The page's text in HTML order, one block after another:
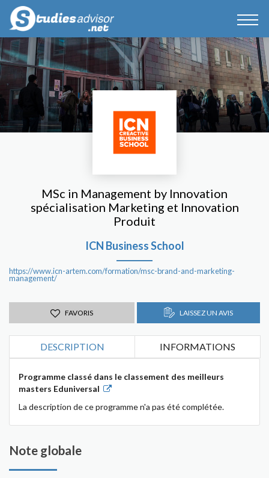
MSc in Management by Innovation
spécialisation Marketing et Innovation
Produit
ICN Business School
https://www.icn-artem.com/formation/msc-brand-and-marketing-
management/
FAVORIS LAISSEZ UN AVIS
DESCRIPTION INFORMATIONS
Programme classé dans le classement des meilleurs
masters Eduniversal
La description de ce programme n'a pas été complétée.
Note globale